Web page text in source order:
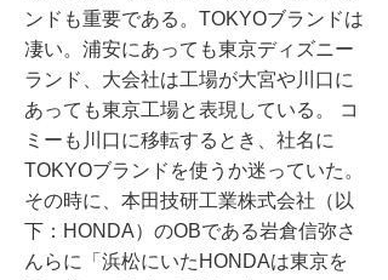
ンドも重要である。TOKYOブランドは
凄い。浦安にあっても東京ディズニー
ランド、大会社は工場が大宮や川口に
あっても東京工場と表現している。 コ
ミーも川口に移転するとき、社名に
TOKYOブランドを使うか迷っていた。
その時に、本田技研工業株式会社（以
下：HONDA）のOBである岩倉信弥さ
んらに「浜松にいたHONDAは東京を